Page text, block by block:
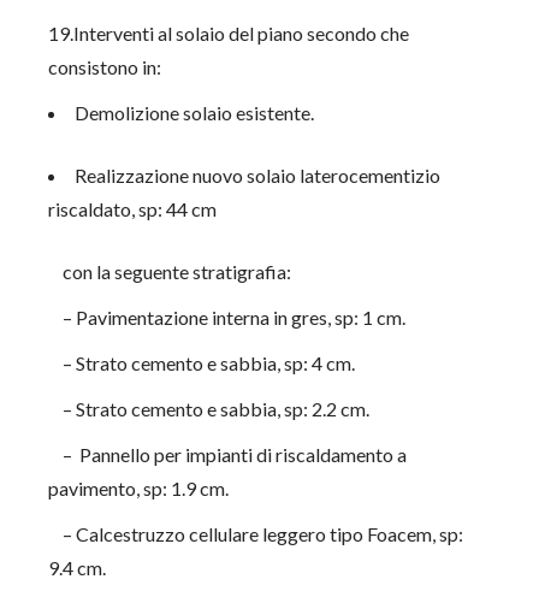
19.Interventi al solaio del piano secondo che
consistono in:
Demolizione solaio esistente.
Realizzazione nuovo solaio laterocementizio
riscaldato, sp: 44 cm
con la seguente stratigrafia:
– Pavimentazione interna in gres, sp: 1 cm.
– Strato cemento e sabbia, sp: 4 cm.
– Strato cemento e sabbia, sp: 2.2 cm.
– Pannello per impianti di riscaldamento a
pavimento, sp: 1.9 cm.
– Calcestruzzo cellulare leggero tipo Foacem, sp:
9.4 cm.